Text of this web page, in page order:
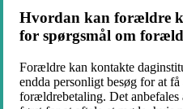
Hvordan kan forældre
for spørgsmål om
Forældre kan kontakte
endda personligt besøg for at
forældrebetaling. Det anbefales